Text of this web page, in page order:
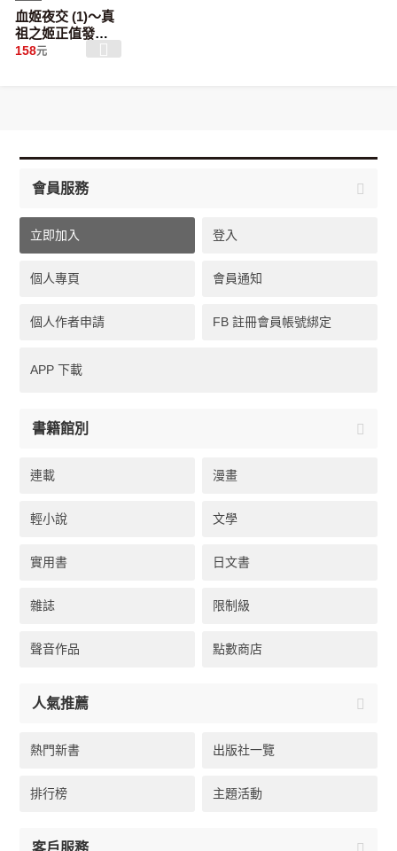
血姬夜交 (1)～真
祖之姬正值發情
期！
158元
會員服務
立即加入 登入
個人專頁 會員通知
個人作者申請 FB 註冊會員帳號綁定
APP 下載
書籍館別
連載 漫畫
輕小說 文學
實用書 日文書
雜誌 限制級
聲音作品 點數商店
人氣推薦
熱門新書 出版社一覽
排行榜 主題活動
客戶服務